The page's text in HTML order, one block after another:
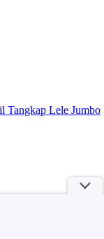
Tangkap Lele Jumbo